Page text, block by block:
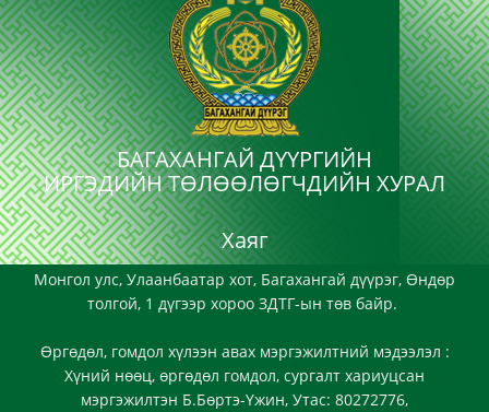
БАГАХАНГАЙ ДҮҮРГИЙН
ИРГЭДИЙН ТӨЛӨӨЛӨГЧДИЙН ХУРАЛ
Хаяг
Монгол улс, Улаанбаатар хот, Багахангай дүүрэг, Өндөр
толгой, 1 дүгээр хороо ЗДТГ-ын төв байр.
Өргөдөл, гомдол хүлээн авах мэргэжилтний мэдээлэл :
Хүний нөөц, өргөдөл гомдол, сургалт хариуцсан
мэргэжилтэн Б.Бөртэ-Үжин, Утас: 80272776,